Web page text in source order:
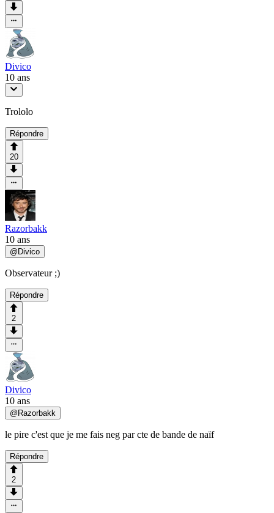
Divico
10 ans
Trololo
Répondre
20
Razorbakk
10 ans
@ Divico
Observateur ;)
Répondre
2
Divico
10 ans
@ Razorbakk
le pire c'est que je me fais neg par cte de bande de naïf
Répondre
2